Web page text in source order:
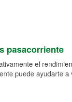
pasacorriente
el
puede ayudarte